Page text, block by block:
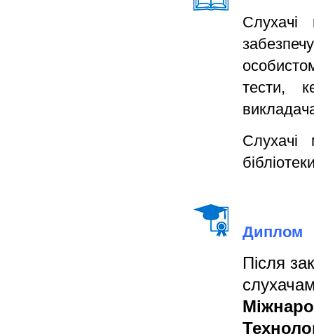
Слухачі
тести,
Слухачі
Диплом
Після